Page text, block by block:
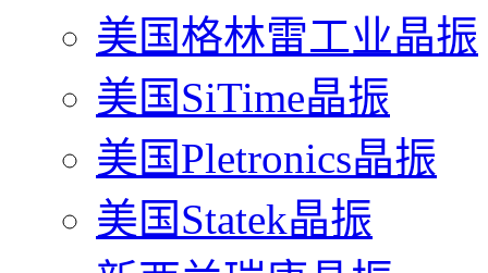
美国格林雷工业晶振
美国SiTime晶振
美国Pletronics晶振
美国Statek晶振